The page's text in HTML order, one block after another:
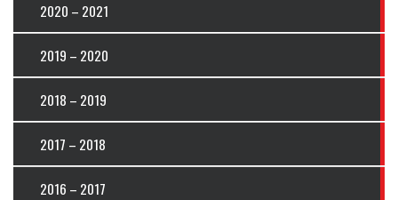
2020 – 2021
2019 – 2020
2018 – 2019
2017 – 2018
2016 – 2017